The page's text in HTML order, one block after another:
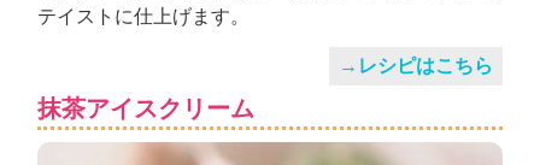
テイストに仕上げます。
→レシピはこちら
抹茶アイスクリーム